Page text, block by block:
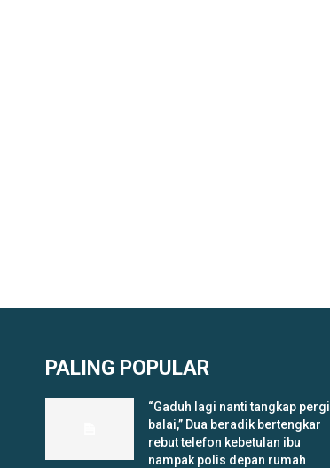
PALING POPULAR
“Gaduh lagi nanti tangkap pergi
balai,” Dua beradik bertengkar
rebut telefon kebetulan ibu
nampak polis depan rumah